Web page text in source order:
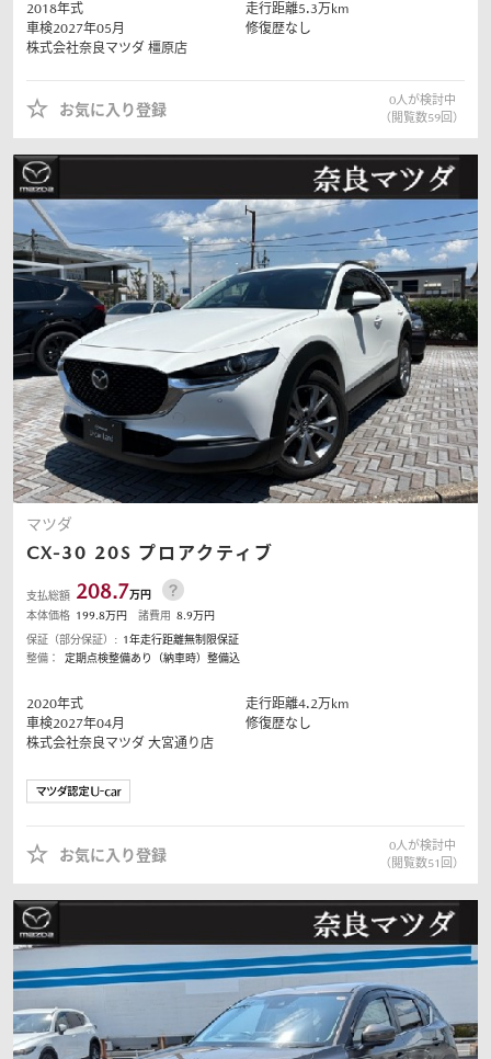
2018年式 走行距離5.3万km
車検2027年05月
修復歴なし
株式会社奈良マツダ 橿原店
お気に入り登録
0人が検討中
（閲覧数59回）
マツダ
CX-30 20S プロアクティブ
支払総額 208.7万円
本体価格 199.8万円 諸費用 8.9万円
保証（部分保証）: 1年走行距離無制限保証
整備：
定期点検整備あり（納車時）整備込
2020年式 走行距離4.2万km
車検2027年04月
修復歴なし
株式会社奈良マツダ 大宮通り店
お気に入り登録
0人が検討中
（閲覧数51 回）